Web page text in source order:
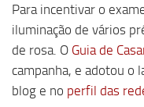
Para incentivar o
iluminação de vários
de rosa. O Guia de
campanha, e adotou o
blog e no perfil das